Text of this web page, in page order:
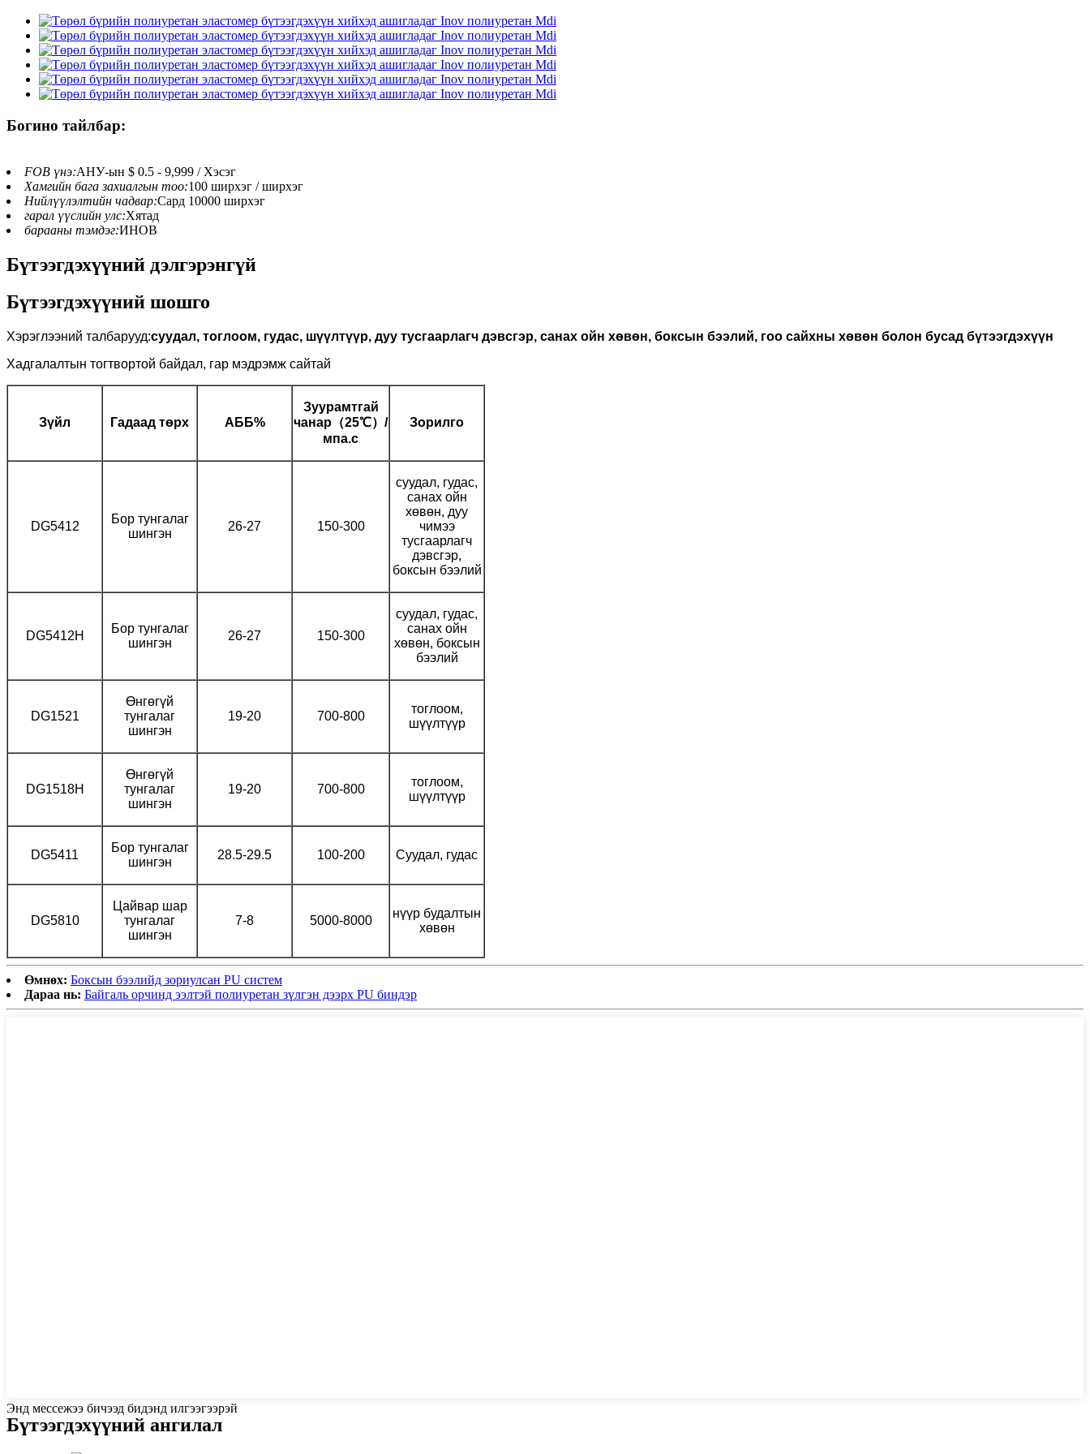
Богино тайлбар:
FOB үнэ:АНУ-ын $ 0.5 - 9,999 / Хэсэг
Хамгийн бага захиалгын тоо:100 ширхэг / ширхэг
Нийлүүлэлтийн чадвар:Сард 10000 ширхэг
гарал үүслийн улс:Хятад
барааны тэмдэг:ИНОВ
Бүтээгдэхүүний дэлгэрэнгүй
Бүтээгдэхүүний шошго
Хэрэглээний талбарууд:суудал, тоглоом, гудас, шүүлтүүр, дуу тусгаарлагч дэвсгэр, санах ойн хөвөн, боксын бээлий, гоо сайхны хөвөн болон бусад бүтээгдэхүүн
Хадгалалтын тогтвортой байдал, гар мэдрэмж сайтай
Зүйл Гадаад төрх АББ%
Зуурамтгай
чанар（25℃）/
мпа.с
Зорилго
DG5412
Бор тунгалаг
шингэн
26-27 150-300
суудал, гудас,
санах ойн
хөвөн, дуу
чимээ
тусгаарлагч
дэвсгэр,
боксын бээлий
DG5412H
Бор тунгалаг
шингэн
26-27 150-300
суудал, гудас,
санах ойн
хөвөн, боксын
бээлий
DG1521
Өнгөгүй
тунгалаг
шингэн
19-20 700-800
тоглоом,
шүүлтүүр
DG1518H
Өнгөгүй
тунгалаг
шингэн
19-20 700-800
тоглоом,
шүүлтүүр
DG5411
Бор тунгалаг
шингэн
28.5-29.5 100-200 Суудал, гудас
DG5810
Цайвар шар
тунгалаг
шингэн
7-8 5000-8000
нүүр будалтын
хөвөн
Өмнөх: Боксын бээлийд зориулсан PU систем
Дараа нь: Байгаль орчинд ээлтэй полиуретан зүлгэн дээрх PU биндэр
Энд мессежээ бичээд бидэнд илгээгээрэй
Бүтээгдэхүүний ангилал